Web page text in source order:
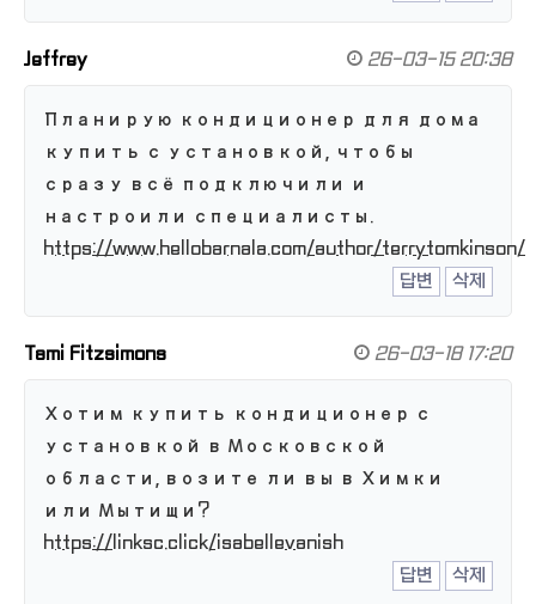
Jeffrey 26-03-15 20:38
Планирую кондиционер для дома
купить с установкой, чтобы
сразу всё подключили и
настроили специалисты.
https://www.hellobarnala.com/author/terrytomkinson/
답변
삭제
Tami Fitzsimons 26-03-18 17:20
Хотим купить кондиционер с
установкой в Московской
области, возите ли вы в Химки
или Мытищи?
https://linksc.click/isabellevanish
답변
삭제